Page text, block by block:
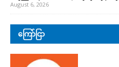
August 6, 2026
ကြော်ငြာ